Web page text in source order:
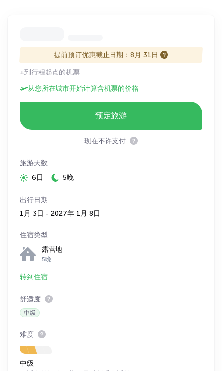
提前预订优惠截止日期：8月 31日
+到行程起点的机票
从您所在城市开始计算含机票的价格
预定旅游
现在不许支付
旅游天数
6日
5晚
出行日期
1月 3日 - 2027年 1月 8日
住宿类型
露营地
5晚
转到住宿
舒适度
中级
难度
中级